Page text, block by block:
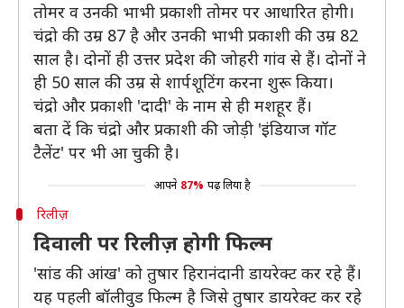
तोमर व उनकी भाभी प्रकाशी तोमर पर आधारित होगी।
चंद्रो की उम्र 87 है और उनकी भाभी प्रकाशी की उम्र 82
साल है। दोनों ही उत्तर प्रदेश की जोहरी गांव से हैं। दोनों ने
ही 50 साल की उम्र से शार्पशूटिंग करना शुरू किया।
चंद्रो और प्रकाशी 'दादी' के नाम से ही मशहूर हैं।
बता दें कि चंद्रो और प्रकाशी की जोड़ी 'इंडियाज गॉट
टैलेंट' पर भी आ चुकी है।
आपने 87% पढ़ लिया है
रिलीज़
दिवाली पर रिलीज़ होगी फिल्म
'सांड की आंख' को तुषार हिरानंदानी डायरेक्ट कर रहे हैं।
यह पहली बॉलीवुड फिल्म है जिसे तुषार डायरेक्ट कर रहे